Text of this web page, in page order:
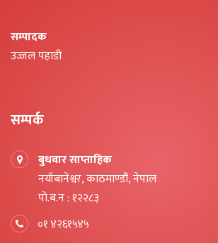
सम्पादक
उज्जल पहाडी
सम्पर्क
बुधवार साप्ताहिक
नयाँबानेश्वर, काठमाण्डौं, नेपाल
पो.ब.न : १२२८३
०१ ४२६१५४५